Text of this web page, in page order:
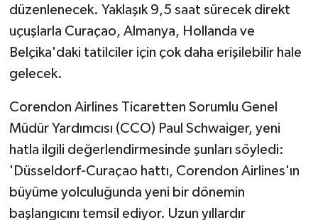
düzenlenecek. Yaklaşık 9,5 saat sürecek direkt
uçuşlarla Curaçao, Almanya, Hollanda ve
Belçika'daki tatilciler için çok daha erişilebilir hale
gelecek.
Corendon Airlines Ticaretten Sorumlu Genel
Müdür Yardımcısı (CCO) Paul Schwaiger, yeni
hatla ilgili değerlendirmesinde şunları söyledi:
'Düsseldorf-Curaçao hattı, Corendon Airlines'ın
büyüme yolculuğunda yeni bir dönemin
başlangıcını temsil ediyor. Uzun yıllardır